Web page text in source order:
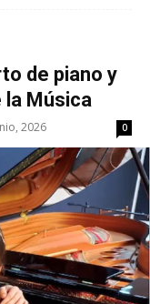
de piano y
la Música
2026 0